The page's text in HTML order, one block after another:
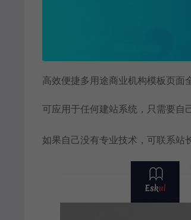
高效便捷多用途商业机构模板页面
可应用于任何建站系统，只需要自
如果自己没有专业技术，可联系站